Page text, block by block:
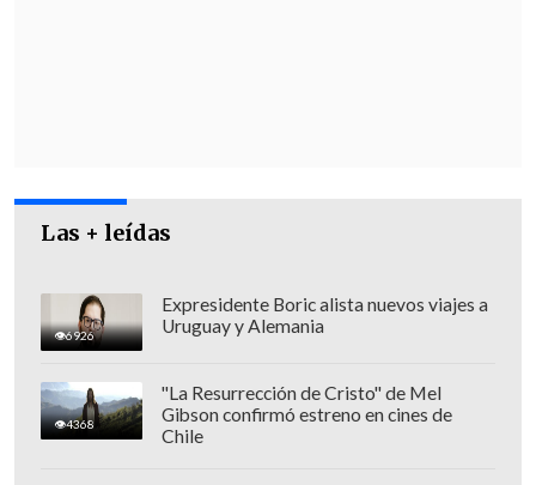
Jeampy era una artista urbano cuyo tema
más popular en plataformas de
Las + leídas
6926
Expresidente Boric alista nuevos viajes a
Uruguay y Alemania
4368
"La Resurrección de Cristo" de Mel
Gibson confirmó estreno en cines de
Chile